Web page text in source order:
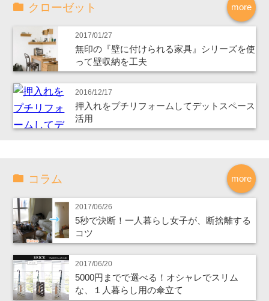
more
クローゼット
2017/01/27
無印の『壁に付けられる家具』シリーズを使
って壁収納を工夫
2016/12/17
押入れをプチリフォームしてデットスペース
活用
more
コラム
2017/06/26
5秒で決断！一人暮らし女子が、断捨離する
コツ
2017/06/20
5000円までで選べる！オシャレでスリム
な、１人暮らし用の傘立て